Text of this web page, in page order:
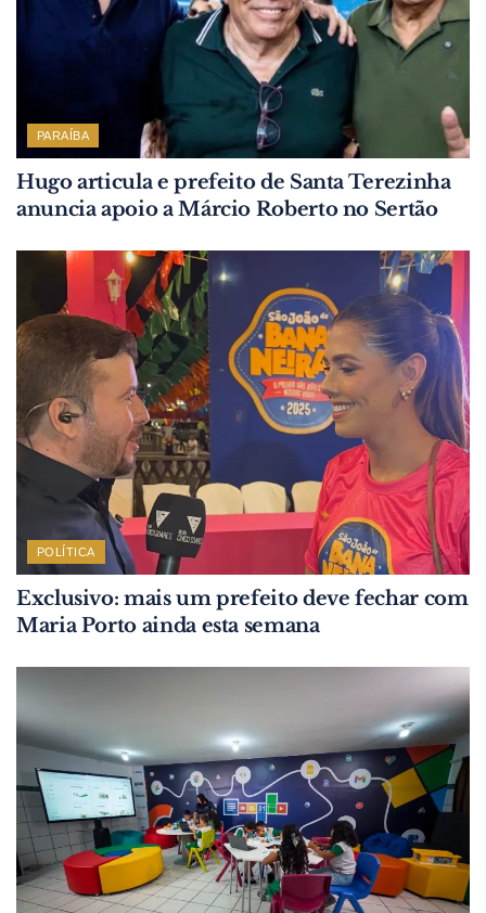
PARAÍBA
Hugo articula e prefeito de Santa Terezinha
anuncia apoio a Márcio Roberto no Sertão
POLÍTICA
Exclusivo: mais um prefeito deve fechar com
Maria Porto ainda esta semana